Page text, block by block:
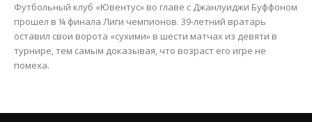
Футбольный клуб «Ювентус» во главе с Джанлуиджи Буффоном
прошел в ¼ финала Лиги чемпионов. 39-летний вратарь
оставил свои ворота «сухими» в шести матчах из девяти в
турнире, тем самым доказывая, что возраст его игре не
помеха.